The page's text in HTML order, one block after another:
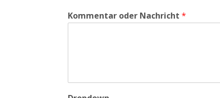
Kommentar oder Nachricht*